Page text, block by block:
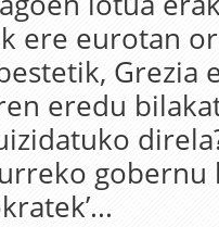
ere eurotan
Grezia
eredu